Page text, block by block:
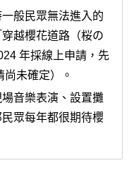
般民眾無法進入的
越櫻花道路（桜の
年採線上申請，先
未確定）。
音樂表演、設置攤
眾每年都很期待櫻